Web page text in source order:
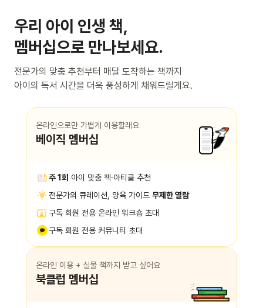
우리 아이 인생 책,
멤버십으로 만나보세요.
전문가의 맞춤 추천부터 매달 도착하는 책까지
아이의 독서 시간을 더욱 풍성하게 채워드릴게요.
온라인으로만 가볍게 이용할래요
베이직 멤버십
주 1회 아이 맞춤 책·아티클 추천
전문가의 큐레이션, 양육 가이드 무제한 열람
구독 회원 전용 온라인 워크숍 초대
구독 회원 전용 커뮤니티 초대
온라인 이용 + 실물 책까지 받고 싶어요
북클럽 멤버십